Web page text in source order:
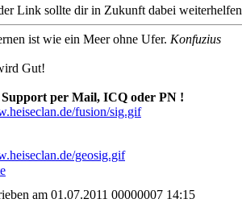
Link sollte dir in Zukunft dabei
ist wie ein Meer ohne Ufer. Konfuzius
Gut!
per Mail, ICQ oder PN !
am 01.07.2011 00000007 14:15